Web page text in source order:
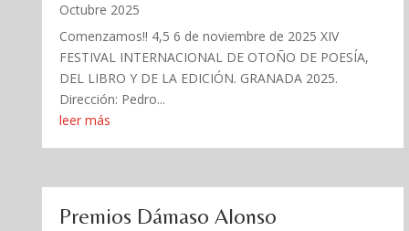
Octubre 2025
Comenzamos!! 4,5 6 de noviembre de 2025 XIV
FESTIVAL INTERNACIONAL DE OTOÑO DE POESÍA,
DEL LIBRO Y DE LA EDICIÓN. GRANADA 2025.
Dirección: Pedro...
leer más
Premios Dámaso Alonso